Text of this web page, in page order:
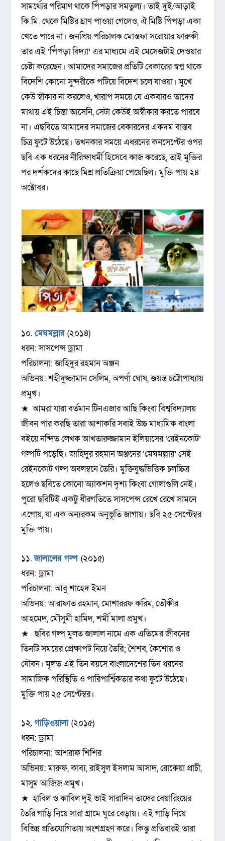
সামর্থ্যের পরিমাণ থাকে পিঁপড়ার সমতুল্য। তাই দুই/আড়াই
কি.মি. থেকে মিষ্টির ঘ্রাণ পাওয়া গেলেও, ঐ মিষ্টি পিঁপড়া একা
খেতে পারে না। জনপ্রিয় পরিচালক মোস্তফা সরোয়ার ফারুকী
তার এই ‘পিঁপড়া বিদ্যা’ এর মাধ্যমে এই মেসেজটাই দেওয়ার
চেষ্টা করেছেন। আমাদের সমাজের প্রতিটি বেকারের স্বপ্ন থাকে
বিদেশি কোনো সুন্দরীকে পটিয়ে বিদেশ চলে যাওয়া। মুখে
কেউ স্বৗকার না করলেও, খারাপ সময়ে যে একবারও তাদের
মাথায় এই চিন্তা আসেনি, সেটা কেউই অস্বীকার করতে পারবে
না। এছবিতে আমাদের সমাজের বেকারদের একদম বাস্তব
চিত্র ফুটে উঠেছে। তখনকার সময়ে এধরনের কনসেপ্টের ওপর
ছবি এক ধরনের নীরিক্ষাধর্মী হিসেবে কাজ করেছে, তাই মুক্তির
পর দর্শকদের কাছে মিশ্র প্রতিক্রিয়া পেয়েছিল। মুক্তি পায় ২৪
অক্টোবর।
১০.মেঘমল্লার(২০১৪)
ধরন: সাসপেন্স ড্রামা
পরিচালনা: জাহিদুর রহমান অঞ্জন
অভিনয়: শহীদুজ্জামান সেলিম, অপর্ণা ঘোষ, জয়ন্ত চট্টোপাধ্যায়
প্রমুখ।
★ আমরা যারা বর্তমান টিনএজার আছি কিংবা বিশ্ববিদ্যালয়
জীবন পার করছি তারা আশাকরি সবাই উচ্চ মাধ্যমিক বাংলা
বইয়ে নন্দিত লেখক আখতারুজ্জামান ইলিয়াসের ‘রেইনকোট’
গল্পটি পড়েছি। জাহিদুর রহমান অঞ্জনের ‘মেঘমল্লার’ সেই
রেইনকোট গল্প অবলম্বনে তৈরি। মুক্তিযুদ্ধভিত্তিক চলচ্চিত্র
হলেও ছবিতে কোনো অ্যাকশন দৃশ্য কিংবা গোলাগুলি নেই।
পুরো ছবিটিই একটু ধীরগতিতে সাসপেন্স রেখে রেখে সামনে
এগোয়, যা এক অন্যরকম অনুভূতি জাগায়। ছবি ২৫ সেপ্টেম্বর
মুক্তি পায়।
১১.জালালের গল্প(২০১৫)
ধরন: ড্রামা
পরিচালনা: আবু শাহেদ ইমন
অভিনয়: আরাফাত রহমান, মোশাররফ করিম, তৌকীর
আহমেদ, মৌসুমী হামিদ, শর্মী মালা প্রমুখ।
★ ছবির গল্প মুলত জালাল নামে এক এতিমের জীবনের
তিনটি সময়ের প্রেক্ষাপট নিয়ে তৈরি; শৈশব, কৈশোর ও
যৌবন। মূলত এই তিন বয়সে বাংলাদেশের তিন ধরনের
সামাজিক পরিস্থিতি ও পারিপার্শ্বিকতার কথা ফুটে উঠেছে।
মুক্তি পায় ২৫ সেপ্টেম্বর।
১২.গাড়িওয়ালা (২০১৫)
ধরন: ড্রামা
পরিচালনা: আশরাফ শিশির
অভিনয়: মারুফ, কাব্য, রাইসুল ইসলাম আসাদ, রোকেয়া প্রাচী,
মাসুম আজিজ প্রমুখ।
★ হাবিল ও কাবিল দুই ভাই সারাদিন তাদের বেয়ারিংয়ের
তৈরি গাড়ি নিয়ে সারা গ্রামে ঘুরে বেড়ায়। এই গাড়ি নিয়ে
বিভিন্ন প্রতিযোগিতায় অংশগ্রহণ করে। কিন্তু প্রতিবারই তারা